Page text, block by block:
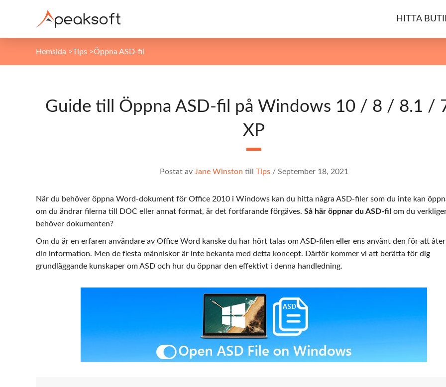
HITTA
Hemsida >Tips >Öppna ASD-fil
Guide till Öppna ASD-fil på Windows 10 / 8 / 8.1 /
XP
Postat av Jane Winston till Tips/ September 18, 2021
När du behöver öppna Word-dokument för Office 2010 i Windows kan du hitta några ASD-filer som du inte kan
om du ändrar filerna till DOC eller annat format, är det fortfarande förgäves. Så här öppnar du ASD-fil om du
behöver dokumenten?
Om du är en erfaren användare av Office Word kanske du har hört talas om ASD-filen eller ens använt den för att
din information. Men de flesta människor är inte bekanta med detta koncept. Därför kommer vi att berätta för dig
grundläggande kunskaper om ASD och hur du öppnar den effektivt i denna handledning.